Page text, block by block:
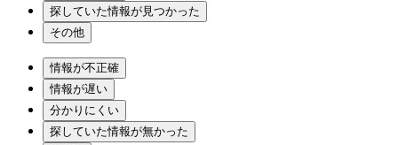
探していた情報が見つかった
その他
情報が不正確
情報が遅い
分かりにくい
探していた情報が無かった